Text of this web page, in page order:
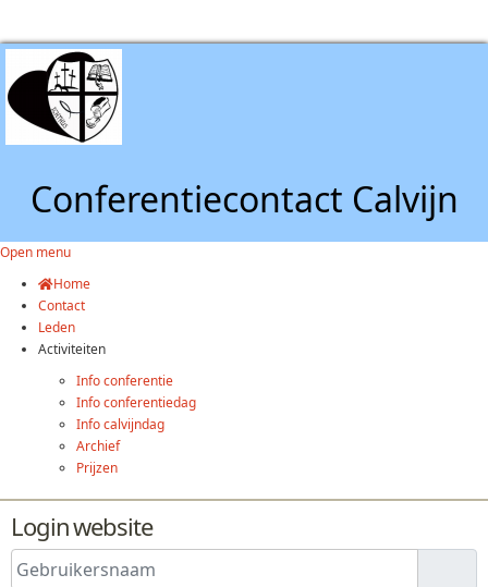
Conferentiecontact Calvijn
Open menu
Home
Contact
Leden
Activiteiten
Info conferentie
Info conferentiedag
Info calvijndag
Archief
Prijzen
Login website
Gebruikersnaam